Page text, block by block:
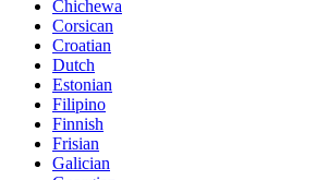
Chichewa
Corsican
Croatian
Dutch
Estonian
Filipino
Finnish
Frisian
Galician